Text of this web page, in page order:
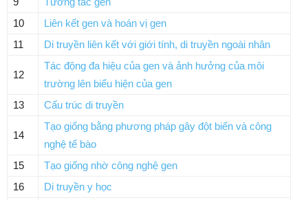
10
Liên kết gen và hoán vị gen
11
Di truyền liên kết với giới tính, di truyền ngoài nhân
12
Tác động đa hiệu của gen và ảnh hưởng của môi
trường lên biểu hiện của gen
13
Cấu trúc di truyền
14
Tạo giống bằng phương pháp gây đột biến và công
nghệ tế bào
15
Tạo giống nhờ công nghệ gen
16
Di truyền y học